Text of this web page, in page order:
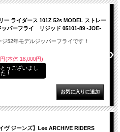
ー ライダース 101Z 52s MODEL ストレー
ッパーフライ リジッド 05101-89 -JOE-
ジ52年モデルジッパーフライです！
(本体 18,000円)
うございまし
た！
ヴ ジーンズ】Lee ARCHIVE RIDERS